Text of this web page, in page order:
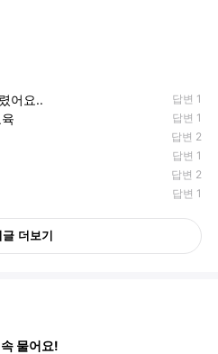
어요.. 답변 1
답변 1
답변 2
답변 1
답변 2
답변 1
더보기
물어요!